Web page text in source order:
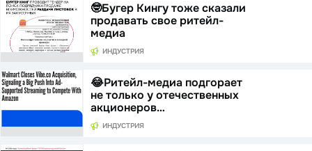
🤓Бугер Кингу тоже сказали
продавать свое ритейл-
медиа
ИНДУСТРИЯ
😂Ритейл-медиа подгорает
не только у отечественных
акционеров…
ИНДУСТРИЯ